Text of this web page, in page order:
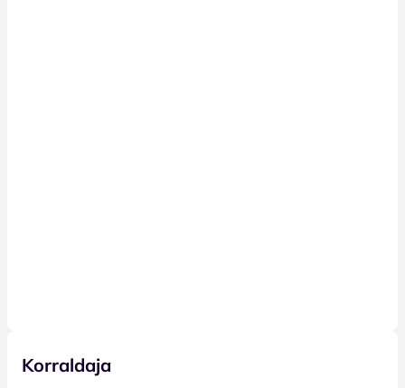
Korraldaja